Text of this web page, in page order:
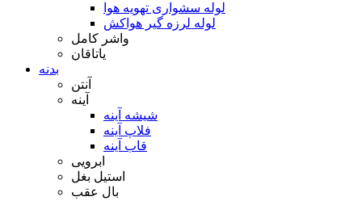
لوله سشواری تهویه هوا
لوله لرزه گیر هواکش
واشر کامل
یاتاقان
بدنه
آنتن
آینه
شیشه آینه
فلاپ آینه
قاب آینه
ابرویی
استیل بغل
بال عقب